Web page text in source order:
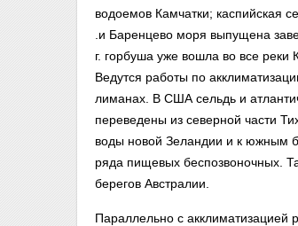
водоемов Камчатки; каспийская
.и Баренцево моря выпущена
г. горбуша уже вошла во все реки
Ведутся работы по
лиманах. В США сельдь и
переведены из северной части
воды новой Зеландии и к южным
ряда пищевых беспозвоночных.
берегов Австралии.
Параллельно с акклиматизацией